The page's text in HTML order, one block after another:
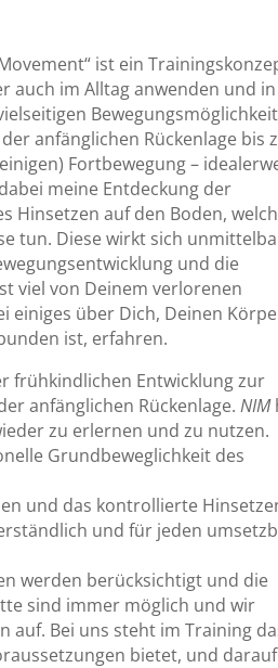
ist ein
auch im Alltag anwenden und in
anfänglichen Rückenlage bis
Fortbewegung –
meine Entdeckung der
Hinsetzen auf den Boden,
tun. Diese wirkt sich
und die
viel von Deinem verlorenen
einiges über Dich, Deinen
ist, erfahren.
frühkindlichen Entwicklung zur
anfänglichen Rückenlage.NIM
zu erlernen und zu nutzen.
Grundbeweglichkeit des
und das kontrollierte
und für jeden
werden berücksichtigt und die
sind immer möglich und wir
auf. Bei uns steht im Training
bietet, und darauf